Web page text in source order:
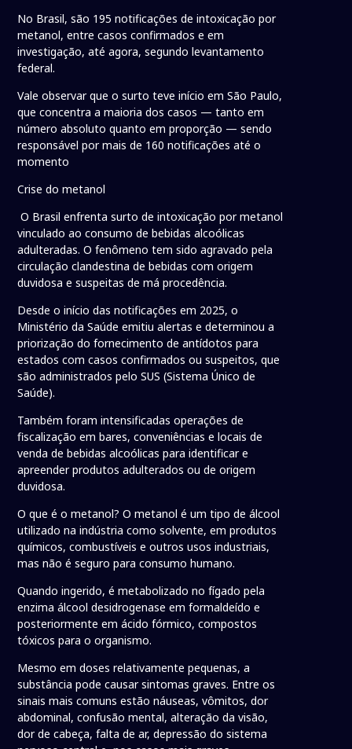
No Brasil, são 195 notificações de intoxicação por
metanol, entre casos confirmados e em
investigação, até agora, segundo levantamento
federal.
Vale observar que o surto teve início em São Paulo,
que concentra a maioria dos casos — tanto em
número absoluto quanto em proporção — sendo
responsável por mais de 160 notificações até o
momento
Crise do metanol
O Brasil enfrenta surto de intoxicação por metanol
vinculado ao consumo de bebidas alcoólicas
adulteradas. O fenômeno tem sido agravado pela
circulação clandestina de bebidas com origem
duvidosa e suspeitas de má procedência.
Desde o início das notificações em 2025, o
Ministério da Saúde emitiu alertas e determinou a
priorização do fornecimento de antídotos para
estados com casos confirmados ou suspeitos, que
são administrados pelo SUS (Sistema Único de
Saúde).
Também foram intensificadas operações de
fiscalização em bares, conveniências e locais de
venda de bebidas alcoólicas para identificar e
apreender produtos adulterados ou de origem
duvidosa.
O que é o metanol? O metanol é um tipo de álcool
utilizado na indústria como solvente, em produtos
químicos, combustíveis e outros usos industriais,
mas não é seguro para consumo humano.
Quando ingerido, é metabolizado no fígado pela
enzima álcool desidrogenase em formaldeído e
posteriormente em ácido fórmico, compostos
tóxicos para o organismo.
Mesmo em doses relativamente pequenas, a
substância pode causar sintomas graves. Entre os
sinais mais comuns estão náuseas, vômitos, dor
abdominal, confusão mental, alteração da visão,
dor de cabeça, falta de ar, depressão do sistema